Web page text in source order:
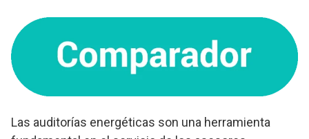
Las auditorías energéticas son una herramienta